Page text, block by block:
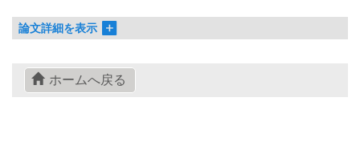
論文詳細を表示
ホームへ戻る